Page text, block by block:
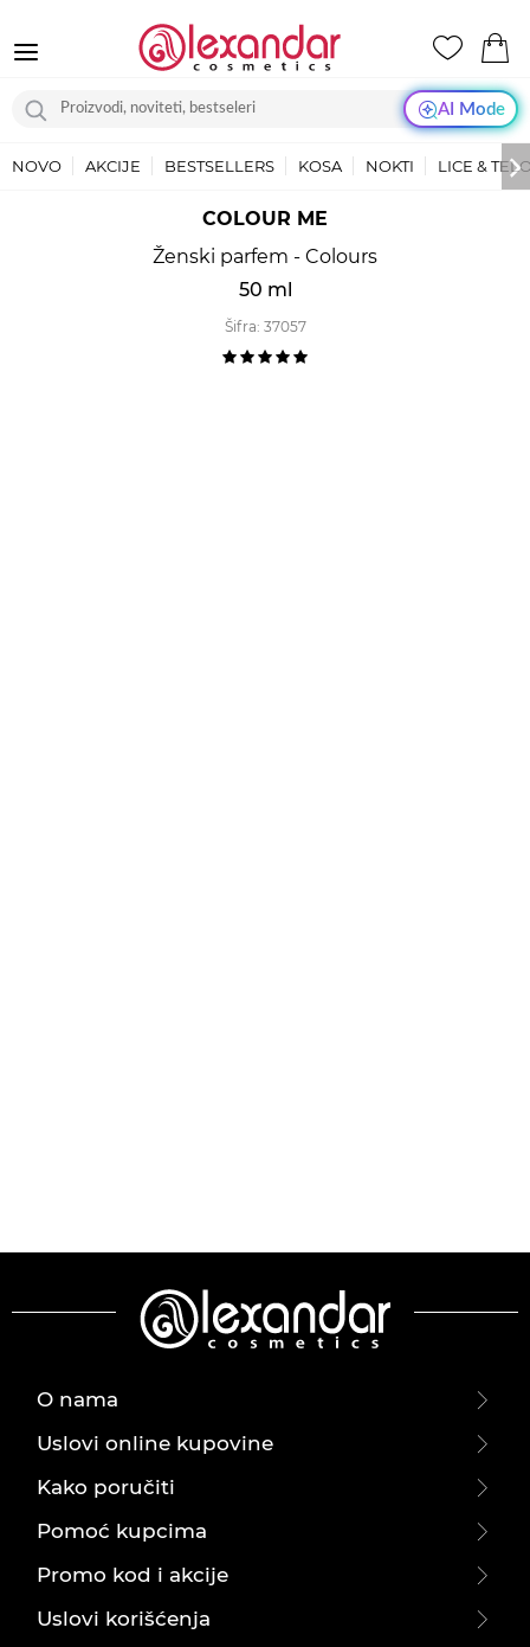
AI Mode
NOVO AKCIJE BESTSELLERS KOSA NOKTI LICE &
COLOUR ME
Ženski parfem - Colours
50 ml
Šifra: 37057
O nama
Uslovi online kupovine
Kako poručiti
Pomoć kupcima
Promo kod i akcije
Uslovi korišćenja